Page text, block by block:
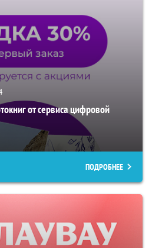
от сервиса цифровой
ПОДРОБНЕЕ